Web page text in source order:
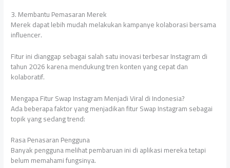
3. Membantu Pemasaran Merek
Merek dapat lebih mudah melakukan kampanye kolaborasi bersama
influencer.
Fitur ini dianggap sebagai salah satu inovasi terbesar Instagram di
tahun 2026 karena mendukung tren konten yang cepat dan
kolaboratif.
Mengapa Fitur Swap Instagram Menjadi Viral di Indonesia?
Ada beberapa faktor yang menjadikan fitur Swap Instagram sebagai
topik yang sedang trend:
Rasa Penasaran Pengguna
Banyak pengguna melihat pembaruan ini di aplikasi mereka tetapi
belum memahami fungsinya.